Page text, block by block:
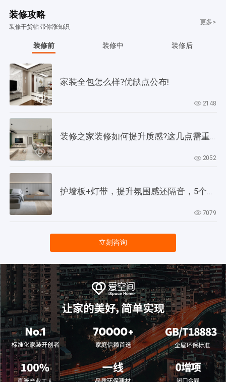
装修攻略
装修干货帖 带你涨知识
更多>
装修前 装修中 装修后
家装全包怎么样?优缺点公布!
2148
装修之家装修如何提升质感?这几点需重视起来
2052
7079
立刻咨询